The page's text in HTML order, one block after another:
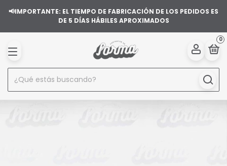
📢IMPORTANTE: EL TIEMPO DE FABRICACIÓN DE LOS PEDIDOS ES
DE 5 DÍAS HÁBILES APROXIMADOS
0